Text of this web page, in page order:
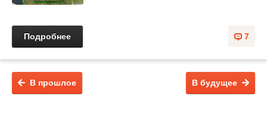
7
Подробнее
В будущее
В прошлое